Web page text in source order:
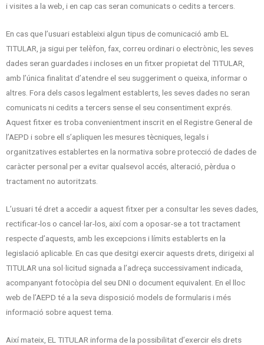
i visites a la web, i en cap cas seran comunicats o cedits a tercers.
En cas que l’usuari estableixi algun tipus de comunicació amb EL
TITULAR, ja sigui per telèfon, fax, correu ordinari o electrònic, les seves
dades seran guardades i incloses en un fitxer propietat del TITULAR,
amb l’única finalitat d’atendre el seu suggeriment o queixa, informar o
altres. Fora dels casos legalment establerts, les seves dades no seran
comunicats ni cedits a tercers sense el seu consentiment exprés.
Aquest fitxer es troba convenientment inscrit en el Registre General de
l’AEPD i sobre ell s’apliquen les mesures tècniques, legals i
organitzatives establertes en la normativa sobre protecció de dades de
caràcter personal per a evitar qualsevol accés, alteració, pèrdua o
tractament no autoritzats.
L’usuari té dret a accedir a aquest fitxer per a consultar les seves dades,
rectificar-los o cancel·lar-los, així com a oposar-se a tot tractament
respecte d’aquests, amb les excepcions i límits establerts en la
legislació aplicable. En cas que desitgi exercir aquests drets, dirigeixi al
TITULAR una sol·licitud signada a l’adreça successivament indicada,
acompanyant fotocòpia del seu DNI o document equivalent. En el lloc
web de l’AEPD té a la seva disposició models de formularis i més
informació sobre aquest tema.
Així mateix, EL TITULAR informa de la possibilitat d’exercir els drets